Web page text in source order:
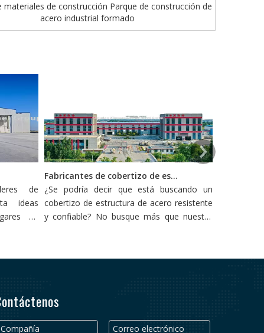
materiales de construcción Parque de construcción de
acero industrial formado
de
ideas
de
bases
Fabricantes de cobertizo de estructura de acero superior: encuentre su cobertizo perfecto para la venta
¿Se podría decir que está buscando un
cobertizo de estructura de acero resistente
y confiable? No busque más que nuestro